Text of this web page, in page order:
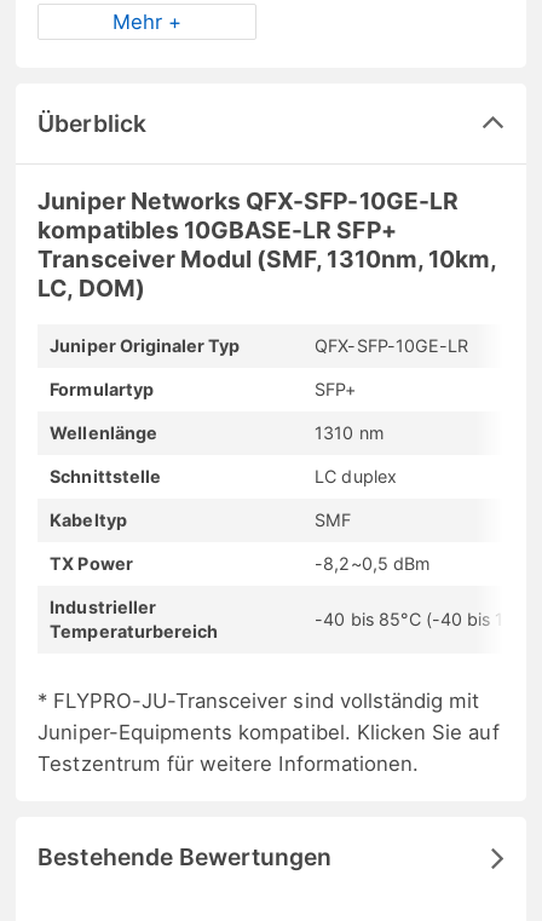
Mehr +
Überblick
Juniper Networks QFX-SFP-10GE-LR
kompatibles 10GBASE-LR SFP+
Transceiver Modul (SMF, 1310nm, 10km,
LC, DOM)
Juniper Originaler Typ QFX-SFP-10GE-LR
Formulartyp SFP+
Wellenlänge 1310 nm
Schnittstelle LC duplex
Kabeltyp SMF
TX Power -8,2~0,5 dBm
Industrieller
Temperaturbereich
-40 bis 85°C (-40 bis
* FLYPRO-JU-Transceiver sind vollständig mit
Juniper-Equipments kompatibel. Klicken Sie auf
Testzentrum für weitere Informationen.
Bestehende Bewertungen